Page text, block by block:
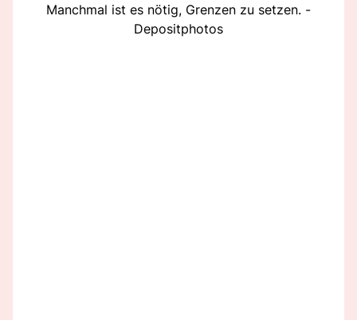
Manchmal ist es nötig, Grenzen zu setzen. -
Depositphotos